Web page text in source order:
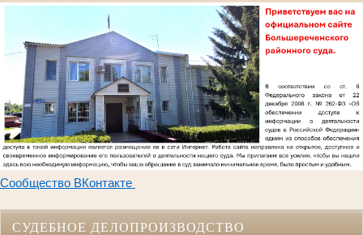
Сообщество ВКонтакте
СУДЕБНОЕ ДЕЛОПРОИЗВОДСТВО